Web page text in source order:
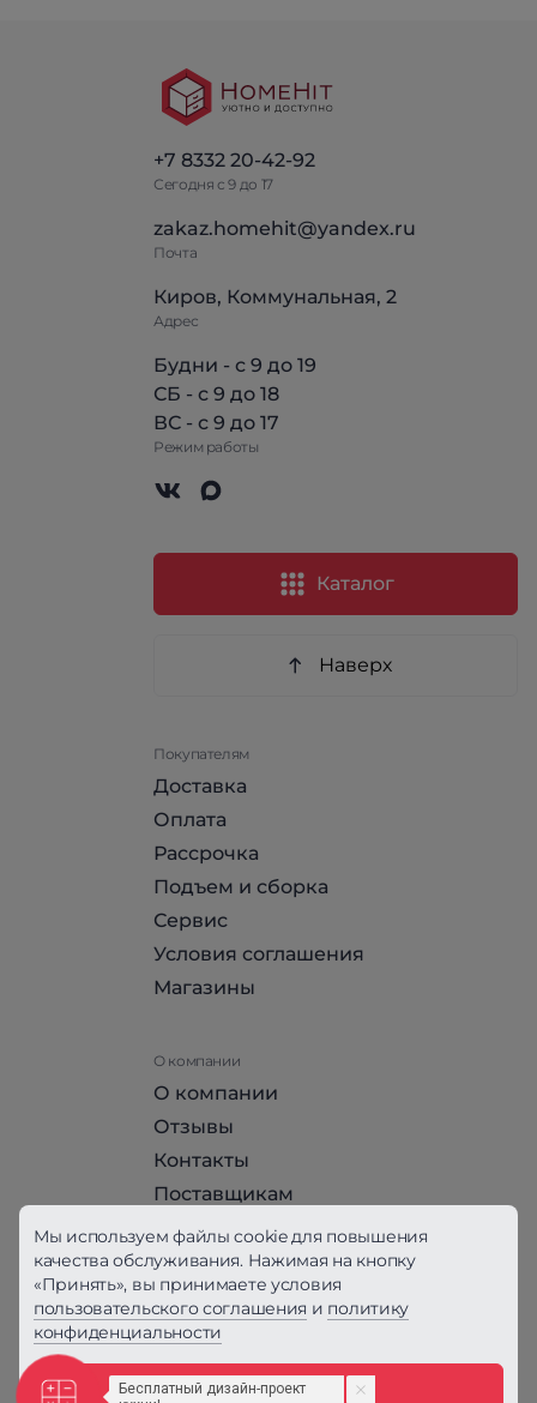
+7 8332 20-42-92
Сегодня с 9 до 17
zakaz.homehit@yandex.ru
Почта
Киров, Коммунальная, 2
Адрес
Будни - с 9 до 19
СБ - с 9 до 18
ВС - с 9 до 17
Режим работы
Каталог
Наверх
Покупателям
Доставка
Оплата
Рассрочка
Подъем и сборка
Сервис
Условия соглашения
Магазины
О компании
О компании
Отзывы
Контакты
Поставщикам
Стать партнером HomeHit
Политика конфиденциальности
Вся информация на сайте, за исключением
офертой, определяемой положениями ст. 437
ГК РФ
Мы используем файлы cookie для повышения
качества обслуживания. Нажимая на кнопку
«Принять», вы принимаете условия
пользовательского соглашения и политику
конфиденциальности
Принять